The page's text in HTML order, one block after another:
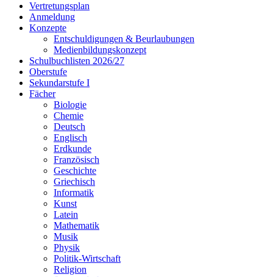
Vertretungsplan
Anmeldung
Konzepte
Entschuldigungen & Beurlaubungen
Medienbildungskonzept
Schulbuchlisten 2026/27
Oberstufe
Sekundarstufe I
Fächer
Biologie
Chemie
Deutsch
Englisch
Erdkunde
Französisch
Geschichte
Griechisch
Informatik
Kunst
Latein
Mathematik
Musik
Physik
Politik-Wirtschaft
Religion